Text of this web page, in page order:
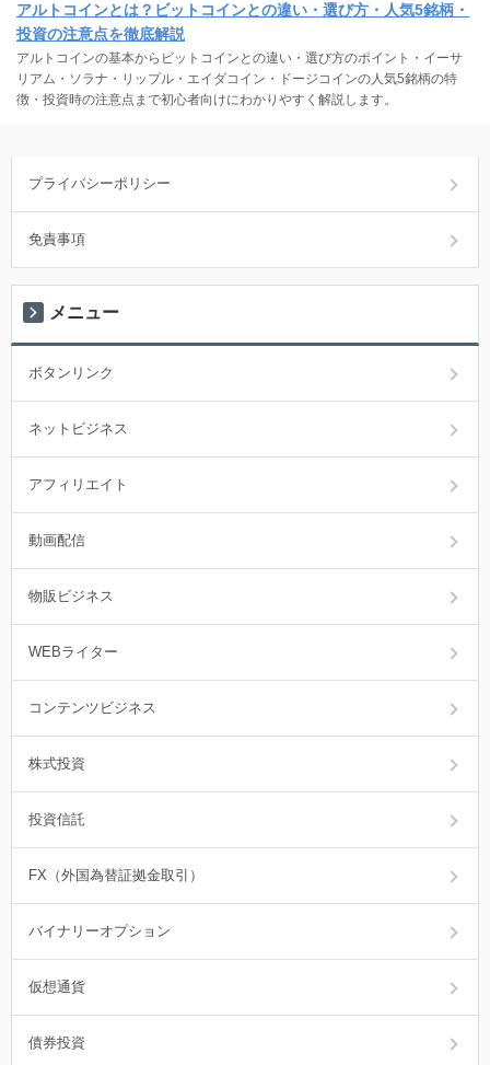
アルトコインとは？ビットコインとの違い・選び方・人気5銘柄・
投資の注意点を徹底解説
アルトコインの基本からビットコインとの違い・選び方のポイント・イーサ
リアム・ソラナ・リップル・エイダコイン・ドージコインの人気5銘柄の特
徴・投資時の注意点まで初心者向けにわかりやすく解説します。
プライバシーポリシー
免責事項
メニュー
ボタンリンク
ネットビジネス
アフィリエイト
動画配信
物販ビジネス
WEBライター
コンテンツビジネス
株式投資
投資信託
FX（外国為替証拠金取引）
バイナリーオプション
仮想通貨
債券投資